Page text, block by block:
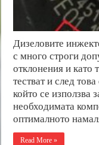
Дизеловите
с много строги
отклонения и като
тестват и след
който се използва
необходимата
оптималното
Read More »